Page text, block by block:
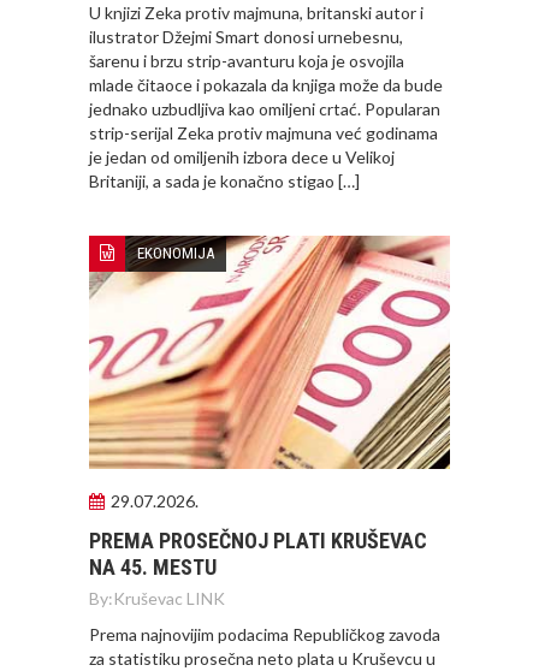
U knjizi Zeka protiv majmuna, britanski autor i
ilustrator Džejmi Smart donosi urnebesnu,
šarenu i brzu strip-avanturu koja je osvojila
mlade čitaoce i pokazala da knjiga može da bude
jednako uzbudljiva kao omiljeni crtać. Popularan
strip-serijal Zeka protiv majmuna već godinama
je jedan od omiljenih izbora dece u Velikoj
Britaniji, a sada je konačno stigao […]
EKONOMIJA
29.07.2026.
PREMA PROSEČNOJ PLATI KRUŠEVAC
NA 45. MESTU
By:Kruševac LINK
Prema najnovijim podacima Republičkog zavoda
za statistiku prosečna neto plata u Kruševcu u